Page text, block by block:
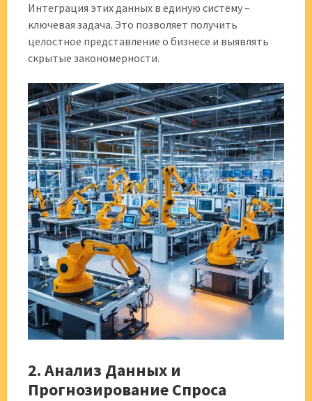
Интеграция этих данных в единую систему –
ключевая задача. Это позволяет получить
целостное представление о бизнесе и выявлять
скрытые закономерности.
2. Анализ Данных и
Прогнозирование Спроса